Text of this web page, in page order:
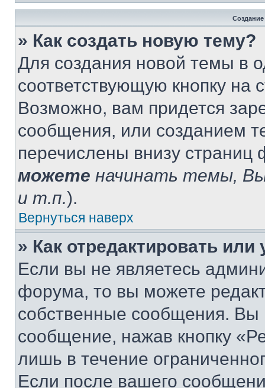
» Как создать новую тему?
Для создания новой темы в
соответствующую кнопку
Возможно, вам придется
сообщения, или созданием
перечислены внизу
можете начинать темы,
и т.п.).
Вернуться наверх
» Как отредактировать
Если вы не являетесь
форума, то вы можете
собственные сообщения. Вы
сообщение, нажав кнопку
лишь в течение
Если после вашего